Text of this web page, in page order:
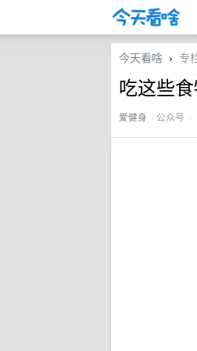
今天看啥 › 专
吃这些
爱健身 · 公众号 ·